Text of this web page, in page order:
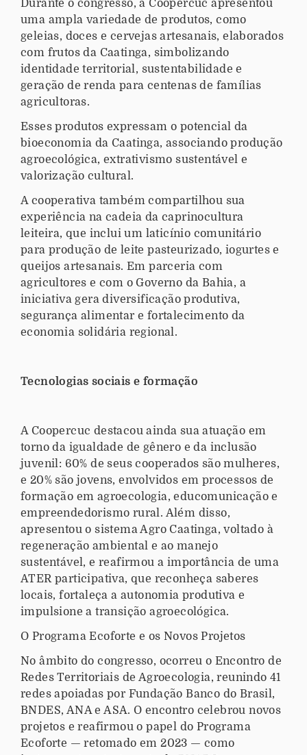
Durante o congresso, a Coopercuc apresentou
uma ampla variedade de produtos, como
geleias, doces e cervejas artesanais, elaborados
com frutos da Caatinga, simbolizando
identidade territorial, sustentabilidade e
geração de renda para centenas de famílias
agricultoras.
Esses produtos expressam o potencial da
bioeconomia da Caatinga, associando produção
agroecológica, extrativismo sustentável e
valorização cultural.
A cooperativa também compartilhou sua
experiência na cadeia da caprinocultura
leiteira, que inclui um laticínio comunitário
para produção de leite pasteurizado, iogurtes e
queijos artesanais. Em parceria com
agricultores e com o Governo da Bahia, a
iniciativa gera diversificação produtiva,
segurança alimentar e fortalecimento da
economia solidária regional.
Tecnologias sociais e formação
A Coopercuc destacou ainda sua atuação em
torno da igualdade de gênero e da inclusão
juvenil: 60% de seus cooperados são mulheres,
e 20% são jovens, envolvidos em processos de
formação em agroecologia, educomunicação e
empreendedorismo rural. Além disso,
apresentou o sistema Agro Caatinga, voltado à
regeneração ambiental e ao manejo
sustentável, e reafirmou a importância de uma
ATER participativa, que reconheça saberes
locais, fortaleça a autonomia produtiva e
impulsione a transição agroecológica.
O Programa Ecoforte e os Novos Projetos
No âmbito do congresso, ocorreu o Encontro de
Redes Territoriais de Agroecologia, reunindo 41
redes apoiadas por Fundação Banco do Brasil,
BNDES, ANA e ASA. O encontro celebrou novos
projetos e reafirmou o papel do Programa
Ecoforte — retomado em 2023 — como